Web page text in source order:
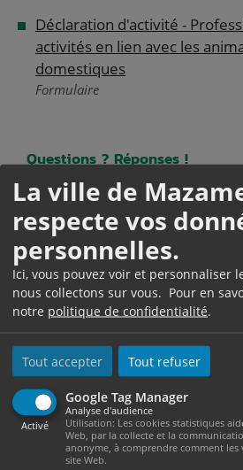
La ville de
respecte vos
personnelles.
Ici, vous pouvez voir et personnaliser
nous collectons sur vous. Pour en
notre politique de confidentialité.
Tout accepter Tout refuser
Google Tag Manager
Activé
Analyse d'audience
Utilisation: Les cookies statistiques
Web, par la collecte et la
anonyme, à comprendre comment les
site Web.
Déclaration d'activité -
activités en lien avec les
domestiques
Formulaire
Questions ? Réponses !
Animal domestique, sauvage,
compagnie : quelles
Quelles sont les espèces
Un particulier peut-il donner
et des chats ?
quelles sont les sanctions ?
Faut-il une autorisation pour
compagnie ?
Doit-on assurer son animal